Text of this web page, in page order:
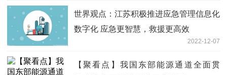
世界观点：江苏积极推进应急管理信息化
数字化 应急更智慧，救援更高效
2022-12-07
【聚看点】我国东部能源通道全面贯